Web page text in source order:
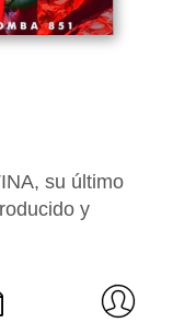
su último
y